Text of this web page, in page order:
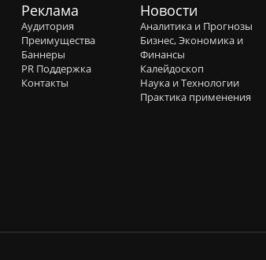
Реклама
Аудитория
Преимущества
Баннеры
PR Поддержка
Контакты
Новости
Аналитика и Прогнозы
Бизнес, Экономика и
Финансы
Калейдоскоп
Наука и Технологии
Практика применения